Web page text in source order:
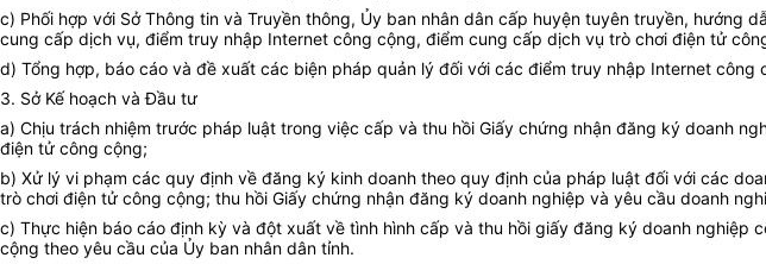
c) Phối hợp với Sở Thông tin và Truyền thông, Ủy ban nhân dân cấp huyện tuyên truyền,
cung cấp dịch vụ, điểm truy nhập Internet công cộng, điểm cung cấp dịch vụ trò chơi điện tử
d) Tổng hợp, báo cáo và đề xuất các biện pháp quản lý đối với các điểm truy nhập Internet
3. Sở Kế hoạch và Đầu tư
a) Chịu trách nhiệm trước pháp luật trong việc cấp và thu hồi Giấy chứng nhận đăng ký doanh
điện tử công cộng;
b) Xử lý vi phạm các quy định về đăng ký kinh doanh theo quy định của pháp luật đối với các
trò chơi điện tử công cộng; thu hồi Giấy chứng nhận đăng ký doanh nghiệp và yêu cầu doanh
c) Thực hiện báo cáo định kỳ và đột xuất về tình hình cấp và thu hồi giấy đăng ký doanh
cộng theo yêu cầu của Ủy ban nhân dân tỉnh.